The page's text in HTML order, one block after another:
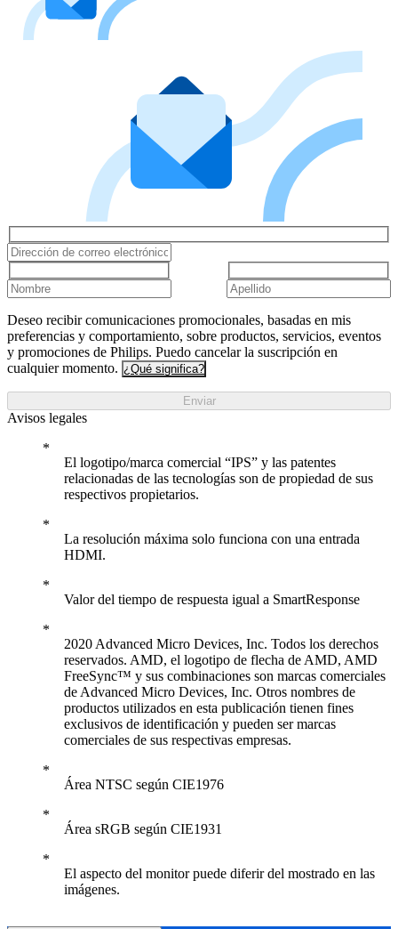
Deseo recibir comunicaciones promocionales, basadas en mis
preferencias y comportamiento, sobre productos, servicios, eventos
y promociones de Philips. Puedo cancelar la suscripción en
cualquier momento. ¿Qué significa?
Enviar
Avisos legales
El logotipo/marca comercial “IPS” y las patentes
relacionadas de las tecnologías son de propiedad de sus
respectivos propietarios.
La resolución máxima solo funciona con una entrada
HDMI.
Valor del tiempo de respuesta igual a SmartResponse
2020 Advanced Micro Devices, Inc. Todos los derechos
reservados. AMD, el logotipo de flecha de AMD, AMD
FreeSync™ y sus combinaciones son marcas comerciales
de Advanced Micro Devices, Inc. Otros nombres de
productos utilizados en esta publicación tienen fines
exclusivos de identificación y pueden ser marcas
comerciales de sus respectivas empresas.
Área NTSC según CIE1976
Área sRGB según CIE1931
El aspecto del monitor puede diferir del mostrado en las
imágenes.